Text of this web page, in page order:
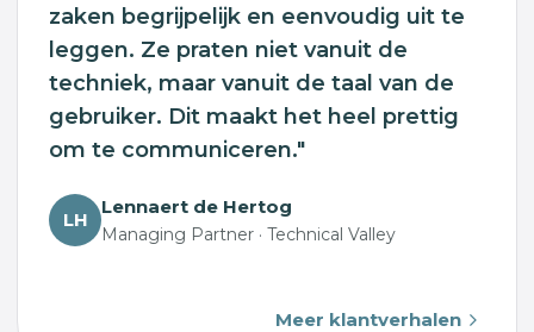
zaken begrijpelijk en eenvoudig uit te
leggen. Ze praten niet vanuit de
techniek, maar vanuit de taal van de
gebruiker. Dit maakt het heel prettig
om te communiceren."
LH
Lennaert de Hertog
Managing Partner · Technical Valley
Meer klantverhalen